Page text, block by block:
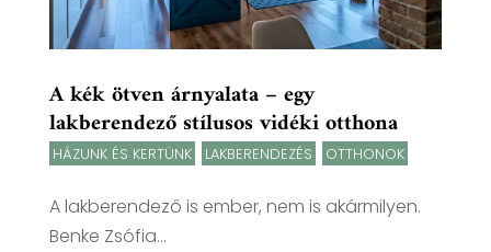
A kék ötven árnyalata – egy
lakberendező stílusos vidéki otthona
HÁZUNK ÉS KERTÜNK LAKBERENDEZÉS OTTHONOK
A lakberendező is ember, nem is akármilyen.
Benke Zsófia...